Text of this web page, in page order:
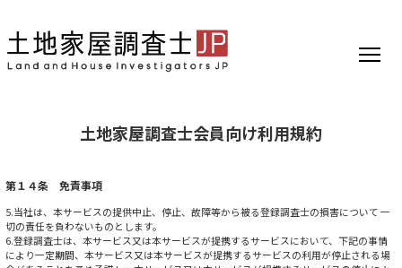
土地家屋調査士会員向け利用規約
第１４条 免責事項
5.当社は、本サービスの提供中止、停止、故障等から被る登録調査士の損害について 一
切の責任を負わないものとします。
6.登録調査士は、本サービス又は本サービスが提携するサービスにおいて、下記の事情
により一定期間、本サービス又は本サービスが提携するサービスの利用が停止される場